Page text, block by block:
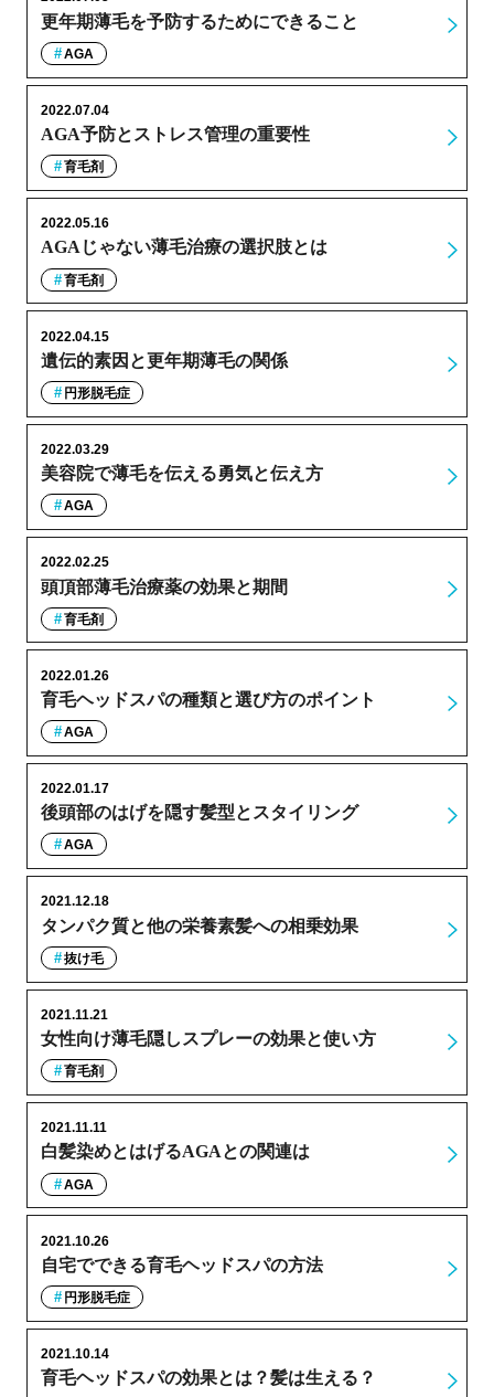
更年期薄毛を予防するためにできること
AGA
AGA予防とストレス管理の重要性
2022.07.04
育毛剤
AGAじゃない薄毛治療の選択肢とは
2022.05.16
育毛剤
遺伝的素因と更年期薄毛の関係
2022.04.15
円形脱毛症
美容院で薄毛を伝える勇気と伝え方
2022.03.29
AGA
頭頂部薄毛治療薬の効果と期間
2022.02.25
育毛剤
育毛ヘッドスパの種類と選び方のポイント
2022.01.26
AGA
後頭部のはげを隠す髪型とスタイリング
2022.01.17
AGA
タンパク質と他の栄養素髪への相乗効果
2021.12.18
抜け毛
女性向け薄毛隠しスプレーの効果と使い方
2021.11.21
育毛剤
白髪染めとはげるAGAとの関連は
2021.11.11
AGA
自宅でできる育毛ヘッドスパの方法
2021.10.26
円形脱毛症
育毛ヘッドスパの効果とは？髪は生える？
2021.10.14